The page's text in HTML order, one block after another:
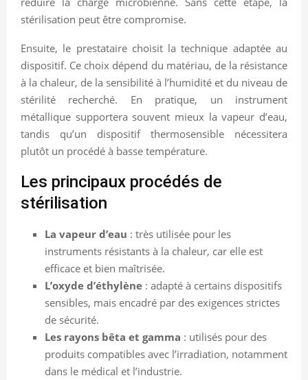
stérilisation peut être compromise.
Ensuite, le prestataire choisit la technique adaptée au
dispositif. Ce choix dépend du matériau, de la résistance
à la chaleur, de la sensibilité à l’humidité et du niveau de
stérilité recherché. En pratique, un instrument
métallique supportera souvent mieux la vapeur d’eau,
tandis qu’un dispositif thermosensible nécessitera
plutôt un procédé à basse température.
Les principaux procédés de
stérilisation
La vapeur d’eau : très utilisée pour les
instruments résistants à la chaleur, car elle est
efficace et bien maîtrisée.
L’oxyde d’éthylène : adapté à certains dispositifs
sensibles, mais encadré par des exigences strictes
de sécurité.
Les rayons bêta et gamma : utilisés pour des
produits compatibles avec l’irradiation, notamment
dans le médical et l’industrie.